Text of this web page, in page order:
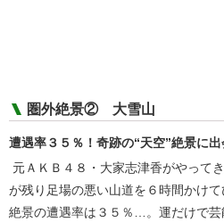
圏外絶景② 大雪山
遭遇率３５％！奇跡の“天空”絶景に出
元ＡＫＢ４８・大家志津香がやって
が残り足場の悪い山道を６時間かけ
絶景の遭遇率は３５％…。運だけで芸